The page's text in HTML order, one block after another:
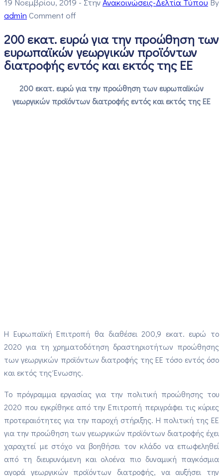
admin Comment off
200 εκατ. ευρώ για την προώθηση των
ευρωπαϊκών γεωργικών προϊόντων
διατροφής εντός και εκτός της ΕΕ
200 εκατ. ευρώ για την προώθηση των ευρωπαϊκών
γεωργικών προϊόντων διατροφής εντός και εκτός της ΕΕ
Η Ευρωπαϊκή Επιτροπή θα διαθέσει 200,9 εκατ. ευρώ το
2020 για τη χρηματοδότηση δραστηριοτήτων προώθησης
των γεωργικών προϊόντων διατροφής της ΕΕ τόσο εντός όσο
και εκτός της Ένωσης.
Το πρόγραμμα εργασίας για την πολιτική προώθησης του
2020 που εγκρίθηκε από την Επιτροπή περιγράφει τις κύριες
προτεραιότητες για την παροχή στήριξης. Η πολιτική της ΕΕ
για την προώθηση των γεωργικών προϊόντων διατροφής έχει
χαραχτεί με στόχο να βοηθήσει τον κλάδο να επωφεληθεί
από τη διευρυνόμενη και ολοένα πιο δυναμική παγκόσμια
αγορά γεωργικών προϊόντων διατροφής, να αυξήσει την